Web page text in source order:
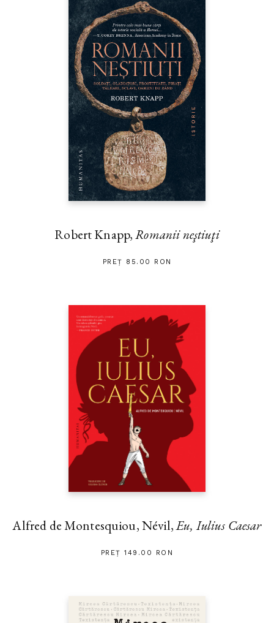
Robert Knapp,Romanii neştiuţi
PREȚ 85.00 RON
Alfred de Montesquiou, Névil,Eu, Iulius Caesar
PREȚ 149.00 RON